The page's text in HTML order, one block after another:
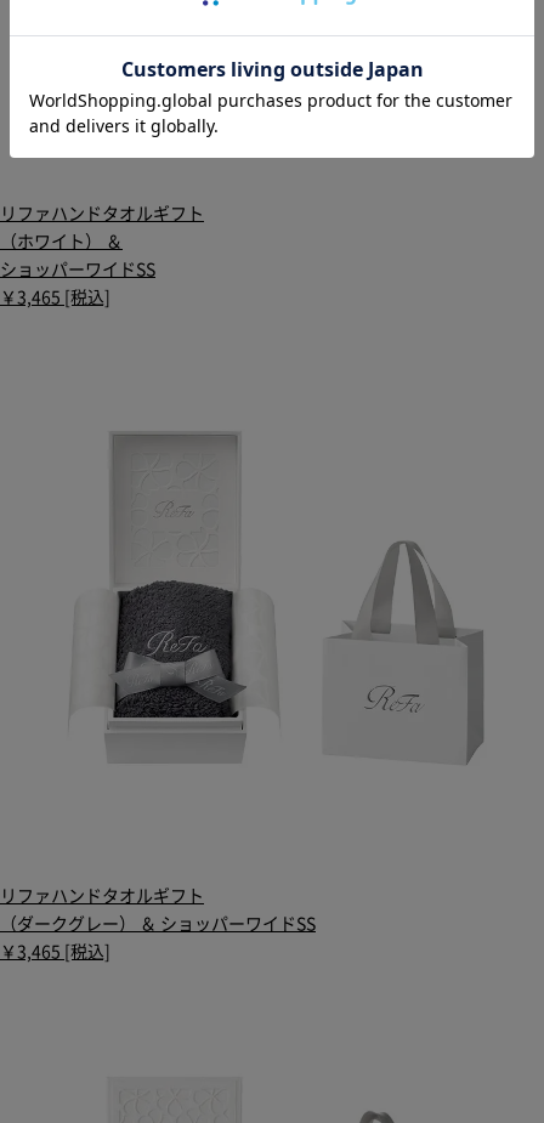
リファハンドタオルギフト
（ホワイト） ＆
ショッパーワイドSS
￥3,465 [税込]
リファハンドタオルギフト
（ダークグレー） ＆ ショッパーワイドSS
￥3,465 [税込]